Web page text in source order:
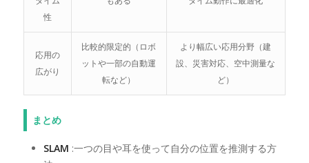
性
応用の
広がり
比較的限定的（ロボ
ットや一部の自動運
転など）
より幅広い応用分野（建
設、災害対応、空中測量な
ど）
まとめ
SLAM :一つの目や耳を使って自分の位置を推測する方